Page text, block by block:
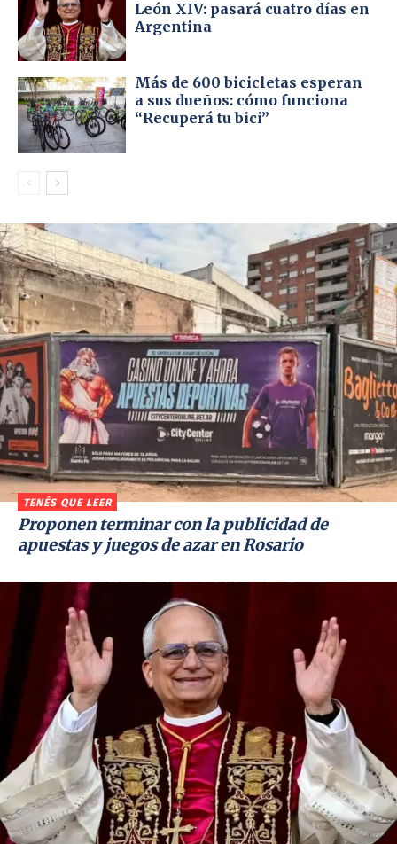
León XIV: pasará cuatro días en
Argentina
Más de 600 bicicletas esperan
a sus dueños: cómo funciona
“Recuperá tu bici”
TENÉS QUE LEER
Proponen terminar con la publicidad de
apuestas y juegos de azar en Rosario